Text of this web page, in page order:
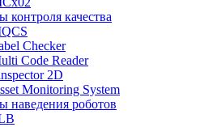
контроля качества
Checker
Code Reader
2D
Monitoring System
наведения роботов